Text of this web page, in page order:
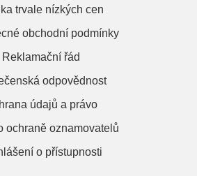
trvale nízkých cen
obchodní podmínky
Reklamační řád
odpovědnost
údajů a právo
ochraně oznamovatelů
o přístupnosti